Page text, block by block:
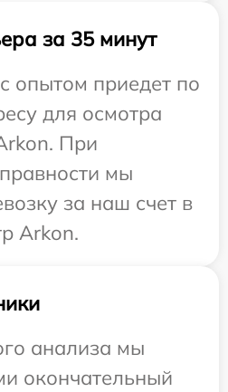
за 35 минут
опытом приедет по
для осмотра
При
мы
за наш счет в
Arkon.
анализа мы
окончательный